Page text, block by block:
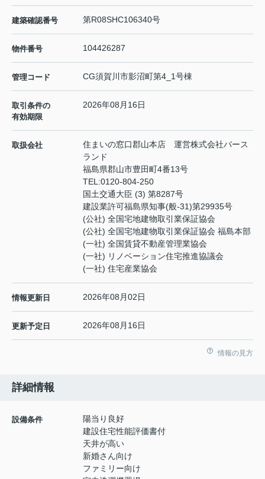
建築確認番号 第R08SHC106340号
物件番号 104426287
管理コード CG須賀川市影沼町第4_1号棟
取引条件の
有効期限
2026年08月16日
取扱会社
住まいの窓口郡山本店 運営株式会社バース
ランド
福島県郡山市豊田町4番13号
TEL:0120-804-250
国土交通大臣 (3) 第8287号
建設業許可福島県知事(般-31)第29935号
(公社) 全国宅地建物取引業保証協会
(公社) 全国宅地建物取引業保証協会 福島本部
(一社) 全国賃貸不動産管理業協会
(一社) リノベーション住宅推進協議会
(一社) 住宅産業協会
情報更新日 2026年08月02日
更新予定日 2026年08月16日
情報の見方
詳細情報
設備条件
陽当り良好
建設住宅性能評価書付
天井が高い
新婚さん向け
ファミリー向け